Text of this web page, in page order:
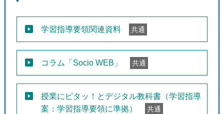
学習指導要領関連資料 共通
コラム「Socio WEB」 共通
授業にピタッ！とデジタル教科書（学習指導
案：学習指導要領に準拠）
共通